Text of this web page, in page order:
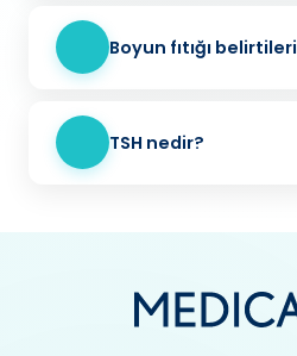
Boyun fıtığı belirtileri
TSH nedir?